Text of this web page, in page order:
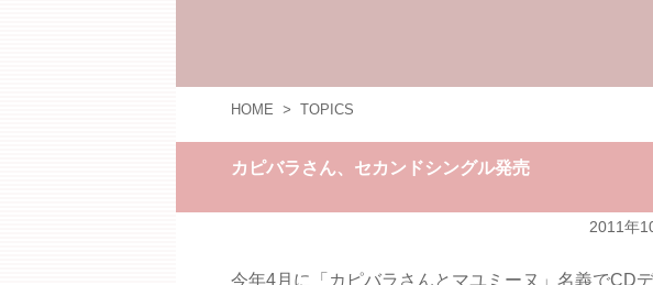
HOME > TOPICS
カピバラさん、セカンドシングル発売
2011年
今年4月に「カピバラさんとマユミーヌ」名義でCD